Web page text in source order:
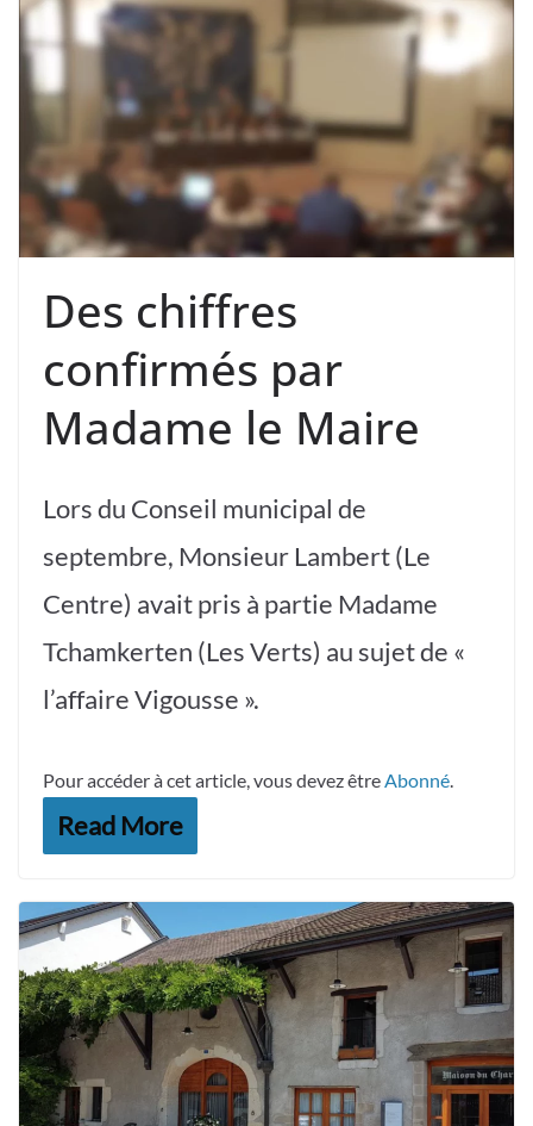
Des chiffres
confirmés par
Madame le Maire
Lors du Conseil municipal de
septembre, Monsieur Lambert (Le
Centre) avait pris à partie Madame
Tchamkerten (Les Verts) au sujet de «
l’affaire Vigousse ».
Pour accéder à cet article, vous devez être Abonné
Read More